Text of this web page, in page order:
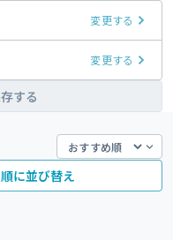
変更する
変更する
する
に並び替え